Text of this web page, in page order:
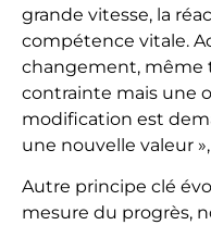
grande vitesse, la
compétence vitale.
changement, même
contrainte mais une
modification est
une nouvelle valeur
Autre principe clé
mesure du progrès,